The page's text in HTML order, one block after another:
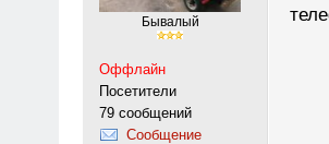
Бывалый
Оффлайн
Посетители
79 сообщений
Сообщение